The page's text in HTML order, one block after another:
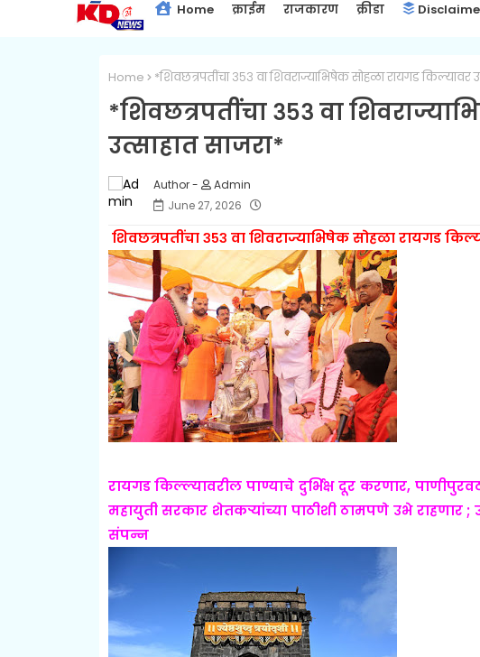
Home क्राईम राजकारण क्रीडा
Home *शिवछत्रपतींचा ३५३ वा शिवराज्याभिषेक सोहळा रायगड किल्यावर
*शिवछत्रपतींचा ३५३ वा
उत्साहात साजरा*
Admin
June 27, 2026
शिवछत्रपतींचा ३५३ वा शिवराज्याभिषेक सोहळा रायगड
रायगड किल्ल्यावरील पाण्याचे दुर्भिक्ष दूर करणार,
महायुती सरकार शेतकऱ्यांच्या पाठीशी ठामपणे उभे राहणार
संपन्न